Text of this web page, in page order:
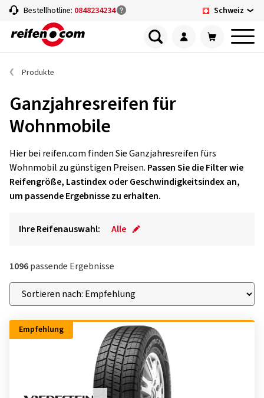
Bestellhotline: 0848234234 Schweiz
Produkte
Ganzjahresreifen für
Wohnmobile
Hier bei reifen.com finden Sie Ganzjahresreifen fürs
Wohnmobil zu günstigen Preisen. Passen Sie die Filter wie
Reifengröße, Lastindex oder Geschwindigkeitsindex an,
um passende Ergebnisse zu erhalten.
Ihre Reifenauswahl: Alle
1096passende Ergebnisse
Empfehlung